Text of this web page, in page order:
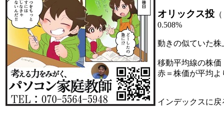
オリックス投 （
0.508%
動きの似ていた
移動平均線の株価
赤＝株価が平均
インデックスに戻